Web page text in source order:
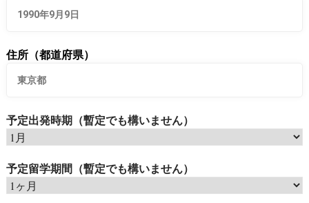
住所（都道府県）
予定出発時期（暫定でも構いません）
予定留学期間（暫定でも構いません）